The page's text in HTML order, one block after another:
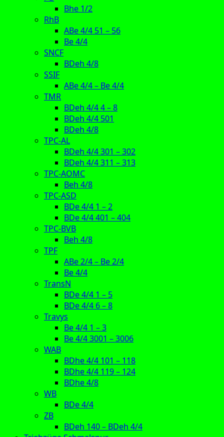
Bhe 1/2
RhB
ABe 4/4 51 – 56
Be 4/4
SNCF
BDeh 4/8
SSIF
ABe 4/4 – Be 4/4
TMR
BDeh 4/4 4 – 8
BDeh 4/4 501
BDeh 4/8
TPC-AL
BDeh 4/4 301 – 302
BDeh 4/4 311 – 313
TPC-AOMC
Beh 4/8
TPC-ASD
BDe 4/4 1 – 2
BDe 4/4 401 – 404
TPC-BVB
Beh 4/8
TPF
ABe 2/4 – Be 2/4
Be 4/4
TransN
BDe 4/4 1 – 5
BDe 4/4 6 – 8
Travys
Be 4/4 1 – 3
Be 4/4 3001 – 3006
WAB
BDhe 4/4 101 – 118
BDhe 4/4 119 – 124
BDhe 4/8
WB
BDe 4/4
ZB
BDeh 140 – BDeh 4/4